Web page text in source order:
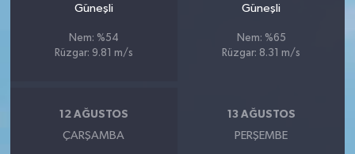
Güneşli
Nem: %54
Rüzgar: 9.81 m/s
Güneşli
Nem: %65
Rüzgar: 8.31 m/s
12 AĞUSTOS
ÇARŞAMBA
13 AĞUSTOS
PERŞEMBE